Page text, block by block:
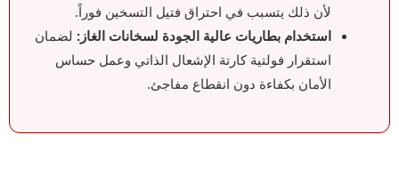
لأن ذلك يتسبب في احتراق فتيل التسخين فوراً.
استخدام بطاريات عالية الجودة لسخانات الغاز: لضمان
استقرار فولتية كارتة الإشعال الذاتي وعمل حساس
الأمان بكفاءة دون انقطاع مفاجئ.